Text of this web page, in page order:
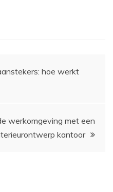
hoe werkt
werkomgeving met een
kantoor